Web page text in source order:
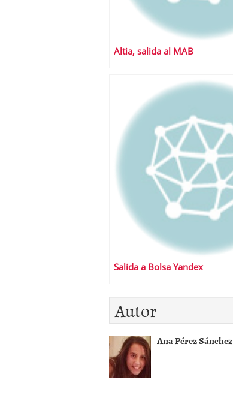
Altia, salida al MAB
Salida a Bolsa Yandex
Autor
Ana Pérez Sánchez